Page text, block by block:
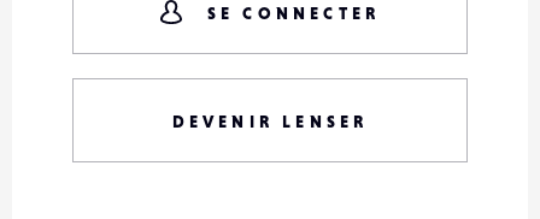
SE CONNECTER
DEVENIR LENSER